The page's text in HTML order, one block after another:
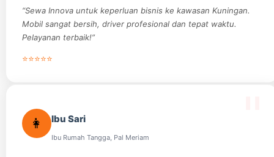
“Sewa Innova untuk keperluan bisnis ke kawasan Kuningan.
Mobil sangat bersih, driver profesional dan tepat waktu.
Pelayanan terbaik!”
⭐⭐⭐⭐⭐
👩 Ibu Sari
Ibu Rumah Tangga, Pal Meriam